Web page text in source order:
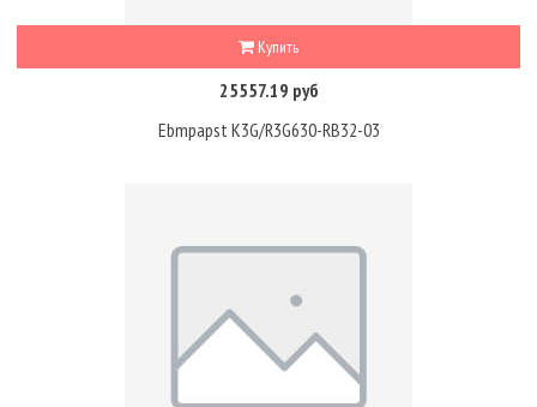
Купить
25557.19 руб
Ebmpapst K3G/R3G630-RB32-03